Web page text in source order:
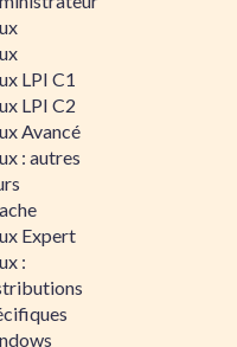
LPI C1
LPI C2
Avancé
: autres
Expert
: